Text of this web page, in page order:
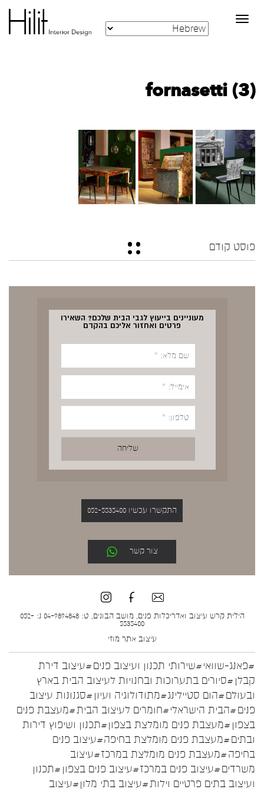
Toggle
navigation
fornasetti (3)
פוסט קודם
מעוניינים בייעוץ לגבי הבית שלכם? השאירו
פרטים ואחזור אליכם בהקדם
התקשרו עכשיו 052-5535400
צור קשר
הילית קרש עיצוב ואדריכלות פנים, מושב הבונים, ט: 04-9894848 נ: 052-
5535400
עיצוב אתר מוזי
#פאנג-שוואי#שירותי תכנון ועיצוב פנים#עיצוב דירת
קבלן #סיורים בתערוכות ובחנויות לעיצוב הבית בארץ
ובעולם#הום סטיילינג#מתודולוגיה ועיון #סגנונות עיצוב
פנים#הבית הישראלי#חומרים לעיצוב הבית#מעצבת פנים
בצפון #מעצבת פנים מומלצת בצפון#תכנון ושיפוץ דירות
ובתים#מעצבת פנים מומלצת בחיפה#עיצוב פנים
בחיפה#מעצבת פנים מומלצת במרכז#עיצוב
משרדים#עיצוב פנים במרכז#עיצוב פנים בצפון #תכנון
ועיצוב בתים פרטיים וילות#עיצוב בתי מלון#עיצוב